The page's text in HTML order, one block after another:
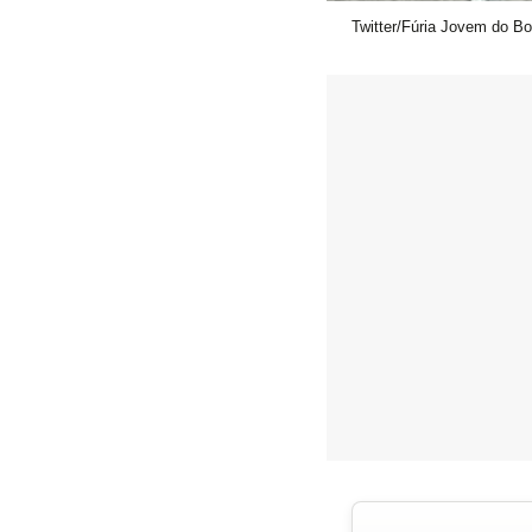
Twitter/Fúria Jovem do